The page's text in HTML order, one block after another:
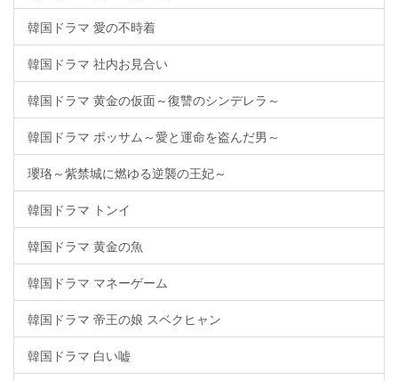
韓国ドラマ 愛の不時着
韓国ドラマ 社内お見合い
韓国ドラマ 黄金の仮面～復讐のシンデレラ～
韓国ドラマ ポッサム～愛と運命を盗んだ男～
瓔珞～紫禁城に燃ゆる逆襲の王妃～
韓国ドラマ トンイ
韓国ドラマ 黄金の魚
韓国ドラマ マネーゲーム
韓国ドラマ 帝王の娘 スベクヒャン
韓国ドラマ 白い嘘